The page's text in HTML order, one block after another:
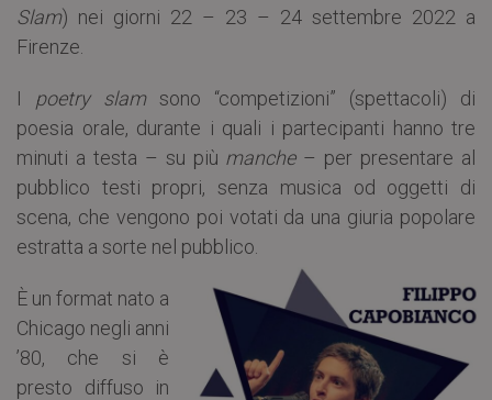
Slam) nei giorni 22 – 23 – 24 settembre 2022 a
Firenze.
I poetry slamsono “competizioni” (spettacoli) di
poesia orale, durante i quali i partecipanti hanno tre
minuti a testa – su più manche– per presentare al
pubblico testi propri, senza musica od oggetti di
scena, che vengono poi votati da una giuria popolare
estratta a sorte nel pubblico.
È un format nato a
Chicago negli anni
’80, che si è
presto diffuso in